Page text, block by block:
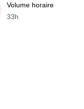
Volume horaire
33h